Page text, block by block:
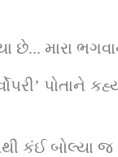
છે... મારા
પોતાને
કંઈ બોલ્યા જ